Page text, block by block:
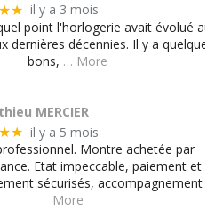
il y a 3 mois
point l'horlogerie avait évolué au
dernières décennies. Il y a quelques
bons, … More
MERCIER
il y a 5 mois
Montre achetée par
Etat impeccable, paiement et
sécurisés, accompagnement
More